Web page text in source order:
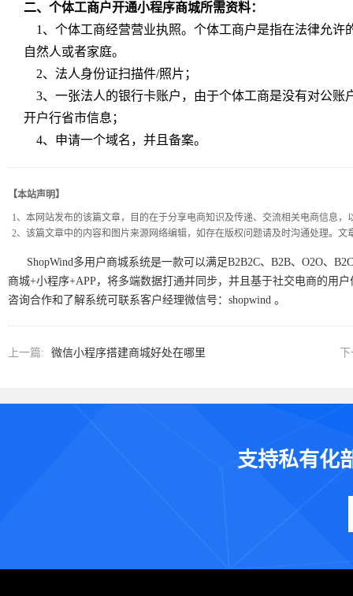
二、个体工商户开通小程序商城所需资料：
1、个体工商经营营业执照。个体工商户是指在法律允许
自然人或者家庭。
2、法人身份证扫描件/照片；
3、一张法人的银行卡账户，由于个体工商是没有对公账
开户行省市信息；
4、申请一个域名，并且备案。
【本站声明】
1、本网站发布的该篇文章，目的在于分享电商知识及传递、交流相关电商信息
2、该篇文章中的内容和图片来源网络编辑，如存在版权问题请及时沟通处理。
ShopWind多用户商城系统是一款可以满足B2B2C、B2B、O2O、
商城+小程序+APP，将多端数据打通并同步，并且基于社交电商的用
咨询合作和了解系统可联系客户经理微信号：shopwind 。
上一篇: 微信小程序搭建商城好处在哪里
支持私有化